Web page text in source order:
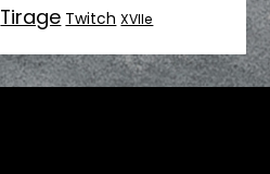
Tirage Twitch XVIIe